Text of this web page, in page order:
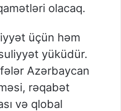
olacaq.
üçün həm
yüküdür.
Azərbaycan
rəqabət
və qlobal